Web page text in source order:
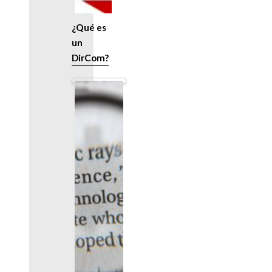
¿Qué es
un
DirCom?